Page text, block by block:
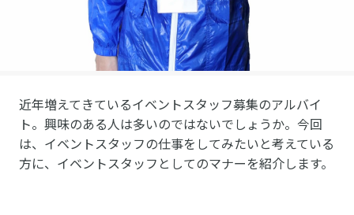
近年増えてきているイベントスタッフ募集のアルバイ
ト。興味のある人は多いのではないでしょうか。今回
は、イベントスタッフの仕事をしてみたいと考えている
方に、イベントスタッフとしてのマナーを紹介します。